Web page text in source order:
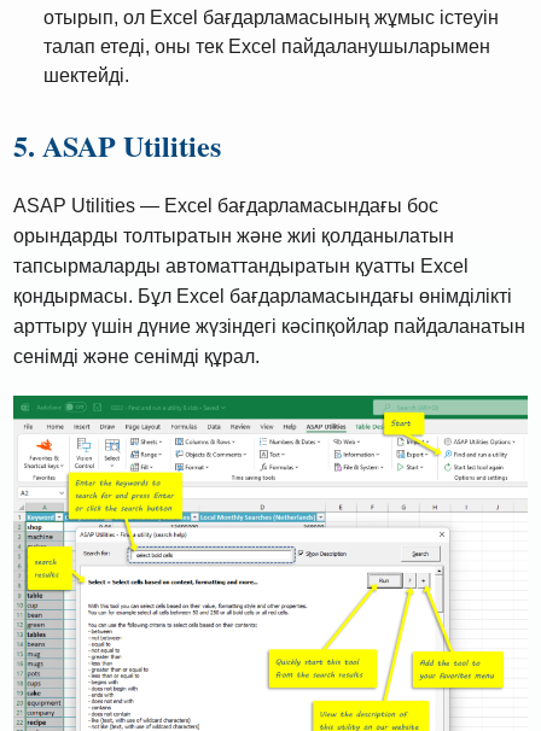
отырып, ол Excel бағдарламасының жұмыс істеуін
талап етеді, оны тек Excel пайдаланушыларымен
шектейді.
5. ASAP Utilities
ASAP Utilities — Excel бағдарламасындағы бос
орындарды толтыратын және жиі қолданылатын
тапсырмаларды автоматтандыратын қуатты Excel
қондырмасы. Бұл Excel бағдарламасындағы өнімділікті
арттыру үшін дүние жүзіндегі кәсіпқойлар пайдаланатын
сенімді және сенімді құрал.